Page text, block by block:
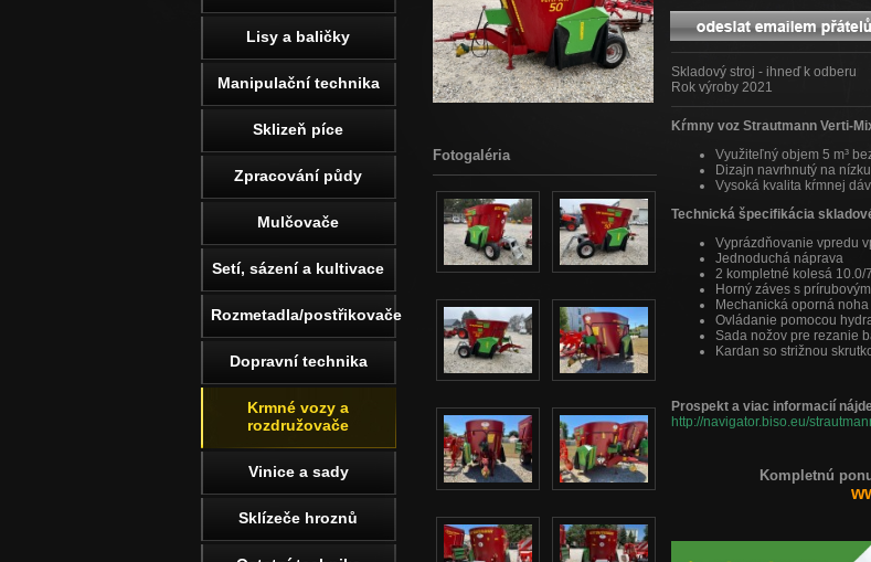
Skladový stroj - ihneď k odberu
Rok výroby 2021
Kŕmny voz Strautmann Verti-
Využiteľný objem 5 m³
Dizajn navrhnutý na
Vysoká kvalita kŕmnej
Technická špecifikácia
Vyprázdňovanie vpredu
Jednoduchá náprava
2 kompletné kolesá 10.0/
Horný záves s
Mechanická oporná noha
Ovládanie pomocou
Sada nožov pre rezanie
Kardan so strižnou
Prospekt a viac informacií
http://navigator.biso.eu/
Kompletnú
Fotogaléria
Lisy a baličky
Manipulační technika
Sklizeň píce
Zpracování půdy
Mulčovače
Setí, sázení a kultivace
Rozmetadla/postřikovače
Dopravní technika
Krmné vozy a
rozdružovače
Vinice a sady
Sklízeče hroznů